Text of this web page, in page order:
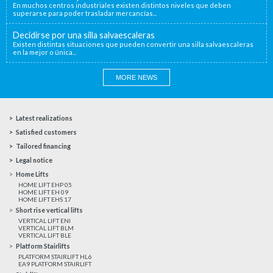
En muchos centros industriales existen distintos niveles que deben
superarse para poder trasladar mercancías...
Decidirse por una silla salvaescaleras
Existen distintas situaciones que pueden convertir una silla salvaescaleras
en la mejor o única...
MORE NEWS
Latest realizations
Satisfied customers
Tailored financing
Legal notice
Home Lifts
HOME LIFT EHP 05
HOME LIFT EH 09
HOME LIFT EHS 17
Short rise vertical lifts
VERTICAL LIFT ENI
VERTICAL LIFT BLM
VERTICAL LIFT BLE
Platform Stairlifts
PLATFORM STAIRLIFT HL6
EA9 PLATFORM STAIRLIFT